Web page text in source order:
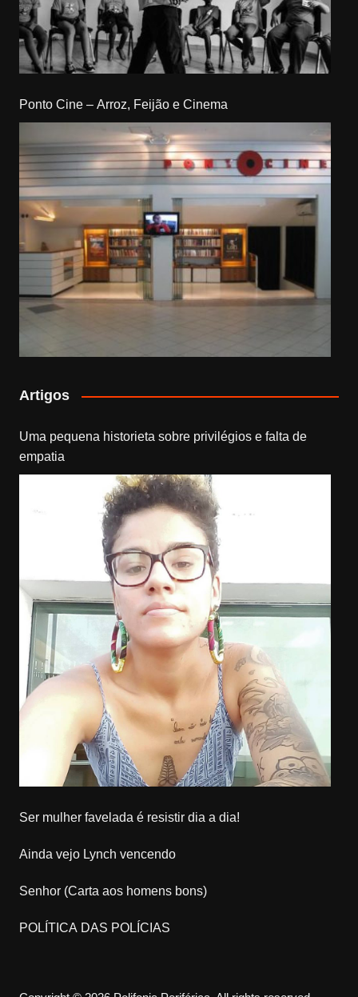
Ponto Cine – Arroz, Feijão e Cinema
Artigos
Uma pequena historieta sobre privilégios e falta de
empatia
Ser mulher favelada é resistir dia a dia!
Ainda vejo Lynch vencendo
Senhor (Carta aos homens bons)
POLÍTICA DAS POLÍCIAS